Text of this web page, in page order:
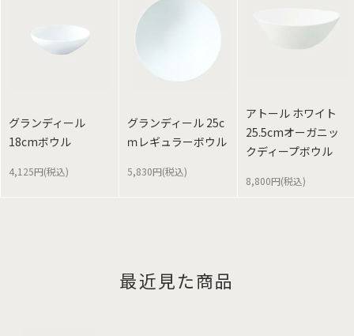
グランディール
18cmボウル
4,125円(税込)
グランディール 25c
ｍレギュラーボウル
5,830円(税込)
アトール ホワイト
25.5cmオーガニッ
クディープボウル
8,800円(税込)
最近見た商品